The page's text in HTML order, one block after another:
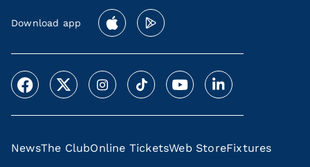
Download app
NewsThe ClubOnline TicketsWeb StoreFixtures